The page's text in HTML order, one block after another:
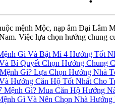
mệnh Mộc, nạp âm Đại Lâm
Việc lựa chọn hướng chung
Gì Và Bật Mí 4 Hướng Tốt
Bí Quyết Chọn Hướng Chung
Gì? Lựa Chọn Hướng Nhà
Hướng Căn Hộ Tốt Nhất Cho
Mệnh Gì? Mua Căn Hộ Hướng
Gì Và Nên Chọn Nhà